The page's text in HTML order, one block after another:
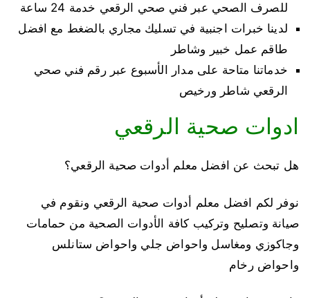
للصرف الصحي عبر فني صحي الرقعي خدمة 24 ساعة
لدينا خبرات اجنبية في تسليك مجاري بالضغط مع افضل
طاقم عمل خبير وشاطر
خدماتنا متاحة على مدار الأسبوع عبر رقم فني صحي
الرقعي شاطر ورخيص
ادوات صحية الرقعي
هل تبحث عن افضل معلم أدوات صحية الرقعي؟
نوفر لكم افضل معلم أدوات صحية الرقعي ونقوم في
صيانة وتصليح وتركيب كافة الأدوات الصحية من حمامات
وجاكوزي ومغاسل واحواض جلي واحواض ستانلس
واحواض رخام